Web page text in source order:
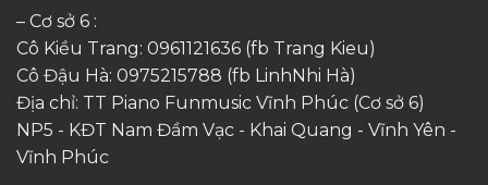
– Cơ sở 6 :
Cô Kiều Trang: 0961121636 (fb Trang Kieu)
Cô Đậu Hà: 0975215788 (fb LinhNhi Hà)
Địa chỉ: TT Piano Funmusic Vĩnh Phúc (Cơ sở 6)
NP5 - KĐT Nam Đầm Vạc - Khai Quang - Vĩnh Yên -
Vĩnh Phúc